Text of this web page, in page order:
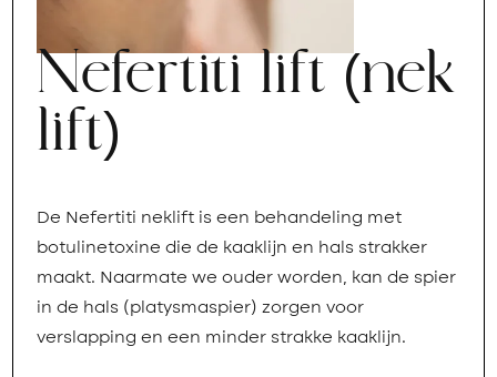
Nefertiti lift (nek
lift)
De Nefertiti neklift is een behandeling met
botulinetoxine die de kaaklijn en hals strakker
maakt. Naarmate we ouder worden, kan de spier
in de hals (platysmaspier) zorgen voor
verslapping en een minder strakke kaaklijn.